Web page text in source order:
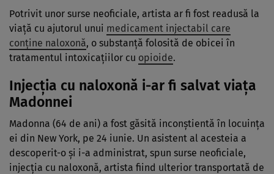
Potrivit unor surse neoficiale, artista ar fi fost readusă la
viață cu ajutorul unui medicament injectabil care
conține naloxonă, o substanță folosită de obicei în
tratamentul intoxicațiilor cu opioide.
Injecția cu naloxonă i-ar fi salvat viața
Madonnei
Madonna (64 de ani) a fost găsită inconștientă în locuința
ei din New York, pe 24 iunie. Un asistent al acesteia a
descoperit-o și i-a administrat, spun surse neoficiale,
injecția cu naloxonă, artista fiind ulterior transportată de